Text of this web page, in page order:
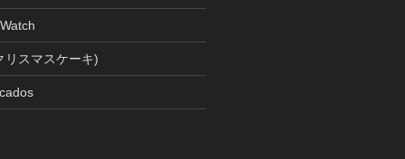
リスマスケーキ)